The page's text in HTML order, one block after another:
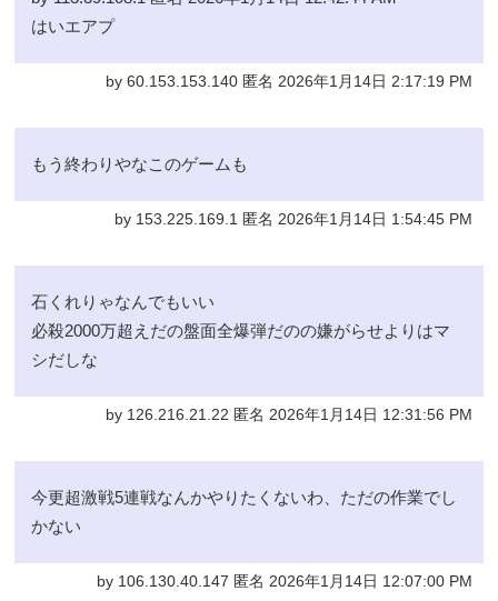
はいエアプ
by 60.153.153.140 匿名 2026年1月14日 2:17:19 PM
もう終わりやなこのゲームも
by 153.225.169.1 匿名 2026年1月14日 1:54:45 PM
石くれりゃなんでもいい
必殺2000万超えだの盤面全爆弾だのの嫌がらせよりはマ
シだしな
by 126.216.21.22 匿名 2026年1月14日 12:31:56 PM
今更超激戦5連戦なんかやりたくないわ、ただの作業でし
かない
by 106.130.40.147 匿名 2026年1月14日 12:07:00 PM